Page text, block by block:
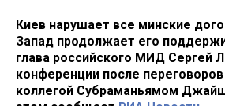
Киев нарушает все минские
Запад продолжает его
глава российского МИД Сергей
конференции после
коллегой Субраманьямом